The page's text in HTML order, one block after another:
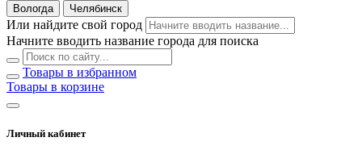
Вологда
Челябинск
Или найдите свой город
Начните вводить название города для поиска
Товары в избранном
Товары в корзине
Личный кабинет